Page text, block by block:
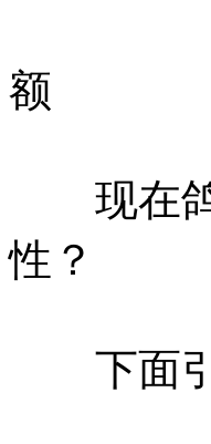
额
现在
性？
下面引